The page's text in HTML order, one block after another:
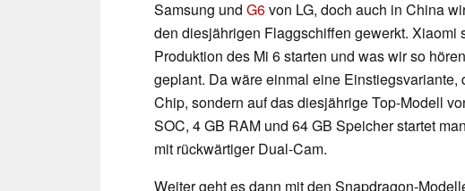
Samsung und G6von LG, doch auch in China
den diesjährigen Flaggschiffen gewerkt. Xiaomi
Produktion des Mi 6 starten und was wir so
geplant. Da wäre einmal eine
Chip, sondern auf das diesjährige Top-Modell
SOC, 4 GB RAM und 64 GB Speicher startet
mit rückwärtiger Dual-Cam.
Weiter geht es dann mit den Snapdragon-